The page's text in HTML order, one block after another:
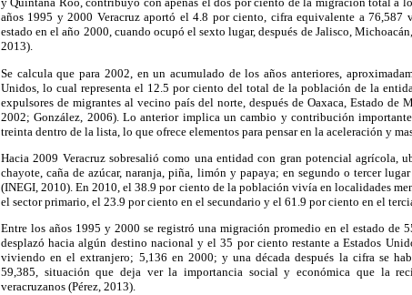
años 1995 y 2000 Veracruz aportó el 4.8 por ciento, cifra equivalente a
estado en el año 2000, cuando ocupó el sexto lugar, después de Jalisco,
2013).
Se calcula que para 2002, en un acumulado de los años anteriores,
Unidos, lo cual representa el 12.5 por ciento del total de la población de la
expulsores de migrantes al vecino país del norte, después de Oaxaca, Estado de
2002; González, 2006). Lo anterior implica un cambio y contribución
treinta dentro de la lista, lo que ofrece elementos para pensar en la aceleración y
Hacia 2009 Veracruz sobresalió como una entidad con gran potencial agrícola,
chayote, caña de azúcar, naranja, piña, limón y papaya; en segundo o tercer
(INEGI, 2010). En 2010, el 38.9 por ciento de la población vivía en localidades
el sector primario, el 23.9 por ciento en el secundario y el 61.9 por ciento en el
Entre los años 1995 y 2000 se registró una migración promedio en el estado de
desplazó hacia algún destino nacional y el 35 por ciento restante a Estados
viviendo en el extranjero; 5,136 en 2000; y una década después la cifra se
59,385, situación que deja ver la importancia social y económica que la
veracruzanos (Pérez, 2013).